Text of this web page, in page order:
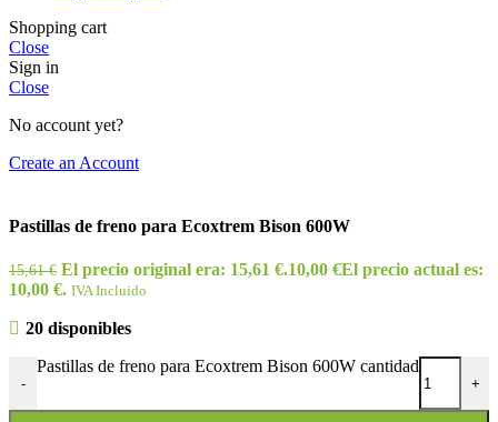
Shopping cart
Close
Sign in
Close
No account yet?
Create an Account
Pastillas de freno para Ecoxtrem Bison 600W
15,61€ El precio original era: 15,61 €.10,00 €El precio actual es:
10,00 €. IVA Incluido
20 disponibles
-
Pastillas de freno para Ecoxtrem Bison 600W cantidad
+